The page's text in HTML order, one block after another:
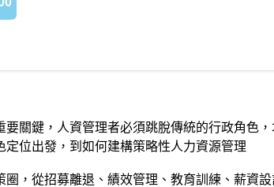
要關鍵，人資管理者必須跳脫傳統的行政角色，
定位出發，到如何建構策略性人力資源管理
圈，從招募離退、績效管理、教育訓練、薪資